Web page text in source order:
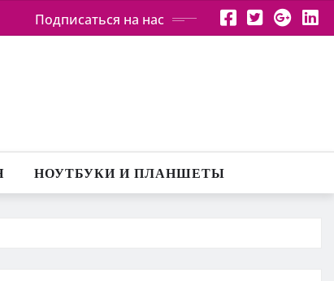
Подписаться на нас
НОУТБУКИ И ПЛАНШЕТЫ